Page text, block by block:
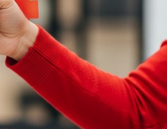
tiene sobrepeso,
Sin embargo, lo
sur, y al llegar
Guardia Nacional y